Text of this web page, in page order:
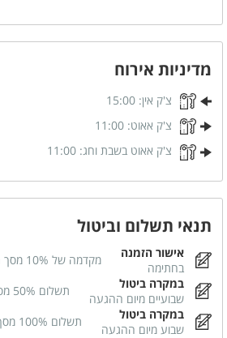
כלול באירוח
תה
סוכר
ניתן להזמין
מדיניות אירוח
צ'ק אין: 15:00
צ'ק אאוט: 11:00
צ'ק אאוט בשבת וחג: 11:00
תנאי תשלום וביטול
אישור הזמנה
בחתימה
מקדמה של 10% מסך הזמנה
במקרה ביטול
שבועיים מיום ההגעה
תשלום 50% מסך הזמנה
במקרה ביטול
שבוע מיום ההגעה
תשלום 100% מסך הזמנה